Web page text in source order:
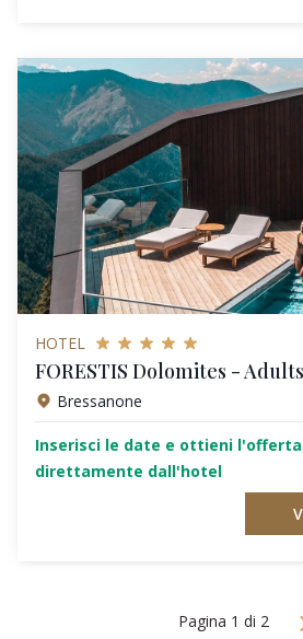
HOTEL
FORESTIS Dolomites -
Bressanone
Inserisci le date e ottieni
direttamente dall'hotel
Pagina 1 di 2